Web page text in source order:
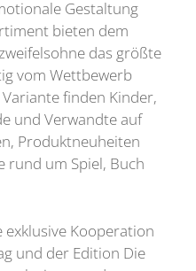
Gestaltung
bieten dem
das größte
vom Wettbewerb
finden Kinder,
und Verwandte auf
Produktneuheiten
rund um Spiel, Buch
exklusive Kooperation
und der Edition Die